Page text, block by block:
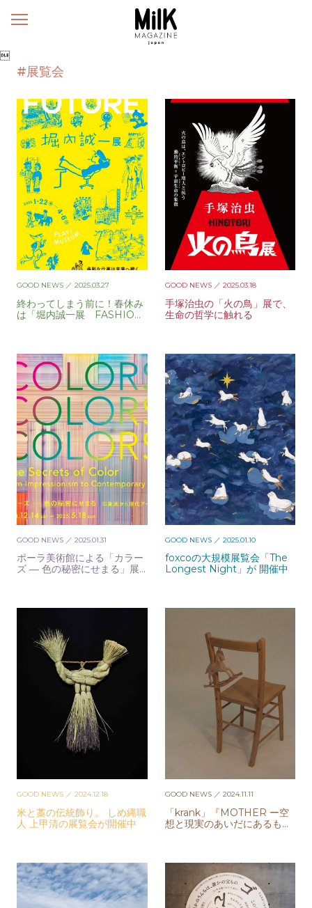
メ

#展覧会
GOOD NEWS ／ 2025.03.27
終わってしまう前に！春休み
は「堀内誠一展 FASHIO
GOOD NEWS／ 2025.03.18
手塚治虫の「火の鳥」展で、
生命の哲学に触れる
GOOD NEWS ／ 2025.01.31
ポーラ美術館による「カラー
ズ ― 色の秘密にせまる」展
GOOD NEWS／ 2025.01.10
foxcoの大規模展覧会「The
Longest Night」が 開催中
GOOD NEWS ／ 2024.12.18
米と藁の伝統飾り。 しめ縄職
人 上甲清の展覧会が開催中
GOOD NEWS／ 2024.11.11
「krank」『MOTHER ー空
想と現実のあいだにあるもの